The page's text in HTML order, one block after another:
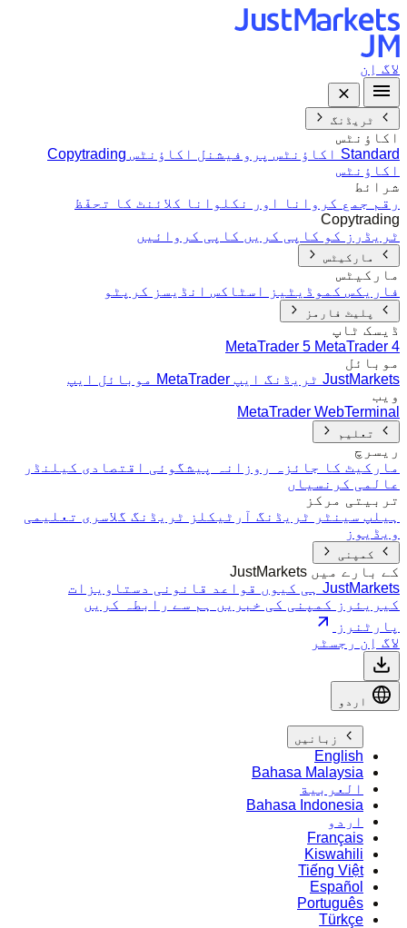
لاگ اِن
ٹریڈنگ
اکاؤنٹس
Standard اکاؤنٹس
پروفیشنل اکاؤنٹس Copytrading
اکاؤنٹس
شرائط
رقم جمع کروانا اور نکلوانا کلائنٹ کا تحفّظ
Copytrading
ٹریڈرز کو کاپی کریں کاپی کروائیں
مارکیٹس
مارکیٹس
فاریکس کموڈیٹیز اسٹاکس انڈیسز کرپٹو
پلیٹ فارمز
ڈیسک ٹاپ
MetaTrader 5 MetaTrader 4
موبائل
JustMarkets ٹریڈنگ ایپ
MetaTrader موبائل ایپ
ویب
MetaTrader WebTerminal
تعلیم
ریسرچ
مارکیٹ کا جائزہ
روزانہ پیشگوئی اقتصادی کیلنڈر
عالمی کرنسیاں
تربیتی مرکز
ہیلپ سینٹر
ٹریڈنگ آرٹیکلز ٹریڈنگ گلاسری تعلیمی
ویڈیوز
کمپنی
کے بارے میں JustMarkets
JustMarkets ہی کیوں
قواعد قانونی دستاویزات
کیریئرز
کمپنی کی خبریں
ہم سے رابطہ کریں
پارٹنرز
لاگ اِن رجسٹر
اردو
زبانیں
English
Bahasa Malaysia
العربية
Bahasa Indonesia
اردو
Français
Kiswahili
Tiếng Việt
Español
Português
Türkçe